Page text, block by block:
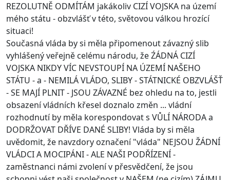
REZOLUTNĚ ODMÍTÁM jakákoliv CIZÍ VOJSKA na území
mého státu - obzvlášť v této, světovou válkou hrozící
situaci!
Současná vláda by si měla připomenout závazný slib
vyhlášený veřejně celému národu, že ŹÁDNÁ CIZÍ
VOJSKA NIKDY VÍC NEVSTOUPÍ NA ÚZEMÍ NAŠEHO
STÁTU - a - NEMILÁ VLÁDO, SLIBY - STÁTNICKÉ OBZVLÁŠŤ
- SE MAJÍ PLNIT - JSOU ZÁVAZNÉ bez ohledu na to, jestli
obsazení vládních křesel doznalo změn ... vládní
rozhodnutí by měla korespondovat s VŮLÍ NÁRODA a
DODRŽOVAT DŘÍVE DANÉ SLIBY! Vláda by si měla
uvědomit, že navzdory označení "vláda" NEJSOU ŽÁDNÍ
VLÁDCI A MOCIPÁNI - ALE NAŠI PODŘÍZENÍ -
zaměstnanci námi zvolení v přesvědčení, že jsou